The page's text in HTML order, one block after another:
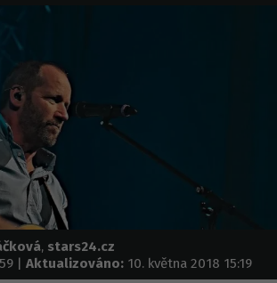
, stars24.cz
| Aktualizováno: 10. května 2018 15:19